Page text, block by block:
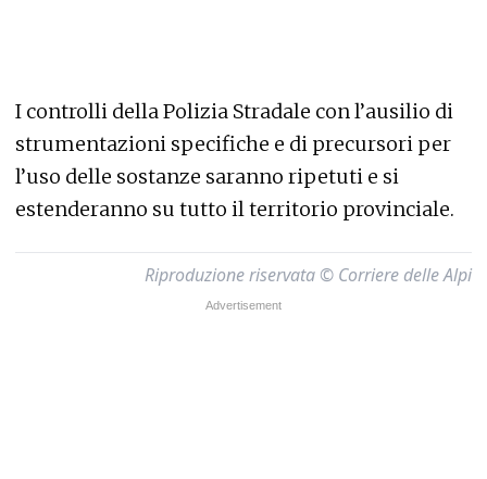
I controlli della Polizia Stradale con l’ausilio di
strumentazioni specifiche e di precursori per
l’uso delle sostanze saranno ripetuti e si
estenderanno su tutto il territorio provinciale.
Riproduzione riservata © Corriere delle Alpi